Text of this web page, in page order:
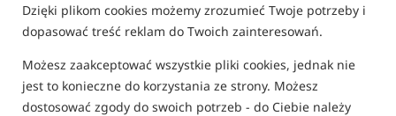
Dzięki plikom cookies możemy zrozumieć Twoje potrzeby i
dopasować treść reklam do Twoich zainteresowań.
Możesz zaakceptować wszystkie pliki cookies, jednak nie
jest to konieczne do korzystania ze strony. Możesz
dostosować zgody do swoich potrzeb - do Ciebie należy